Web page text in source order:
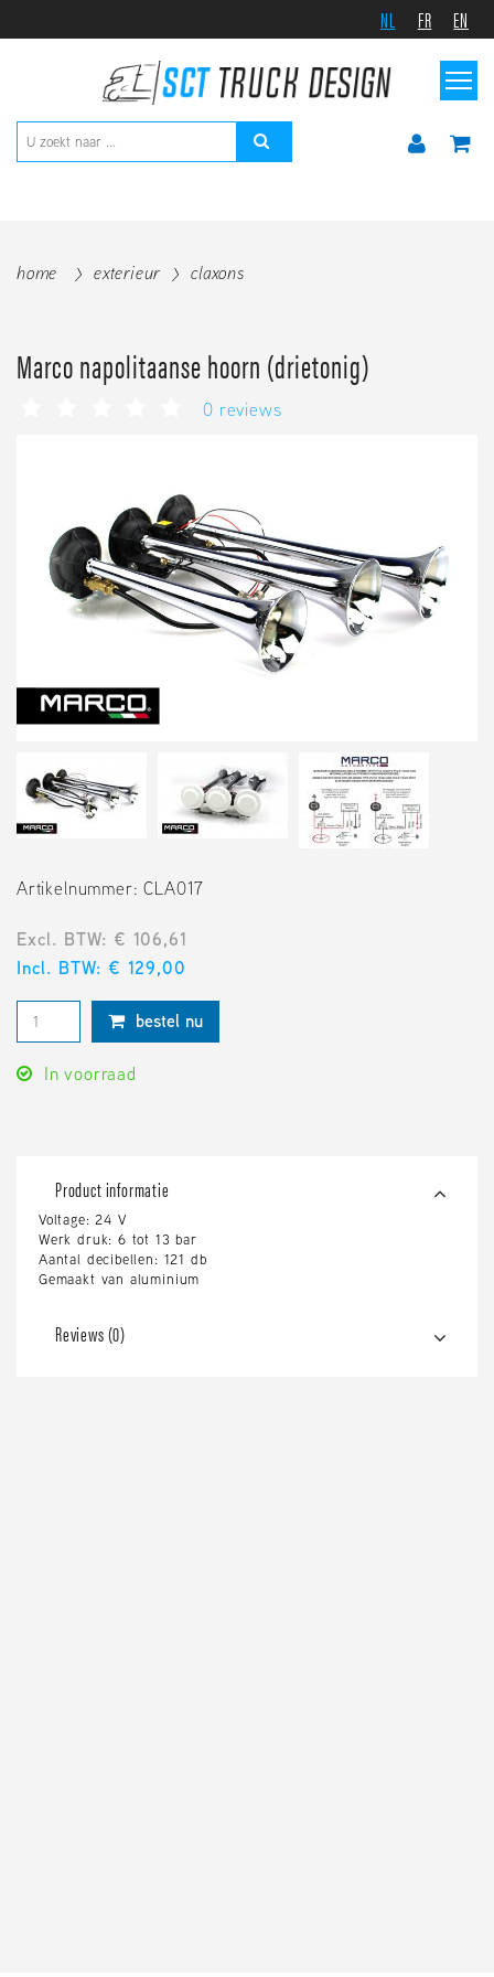
NL FR EN
home exterieur claxons
Marco napolitaanse hoorn (drietonig)
0 reviews
Artikelnummer: CLA017
Excl. BTW: € 106,61
Incl. BTW: € 129,00
bestel nu
In voorraad
Product informatie
Voltage: 24 V
Werk druk: 6 tot 13 bar
Aantal decibellen: 121 db
Gemaakt van aluminium
Reviews (0)